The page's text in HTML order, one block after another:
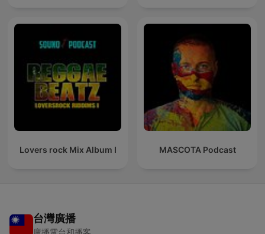
Lovers rock Mix Album I MASCOTA Podcast
台灣廣播